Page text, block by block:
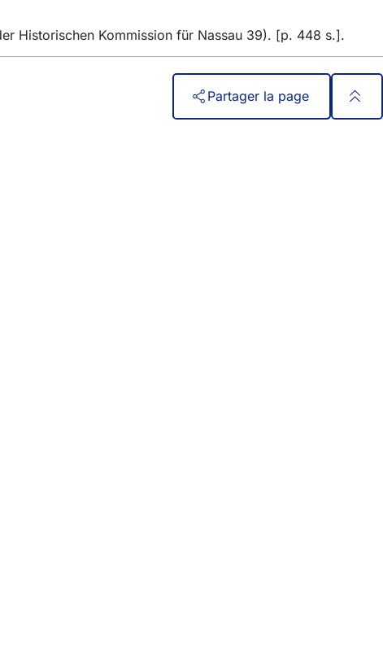
Historischen Kommission für Nassau 39). [p. 448 s.].
Partager la page